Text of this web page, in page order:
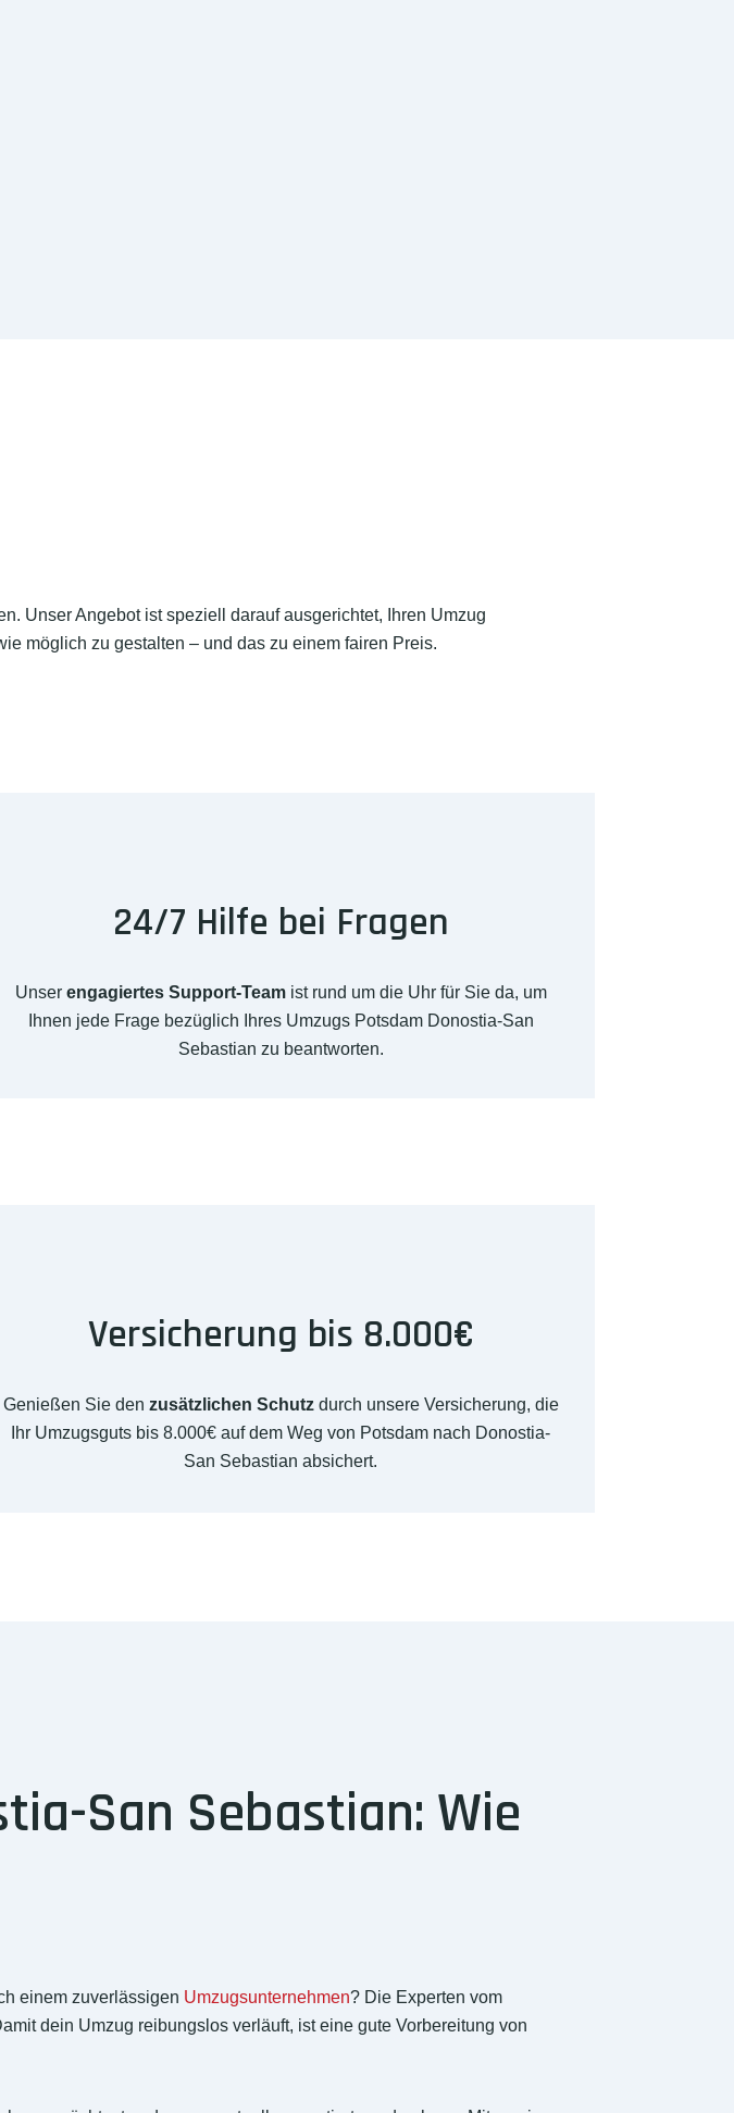
Unser Angebot ist speziell darauf ausgerichtet, Ihren Umzug
möglich zu gestalten – und das zu einem fairen Preis.
24/7 Hilfe bei Fragen
Unser engagiertes Support-Teamist rund um die Uhr für Sie da, um
Ihnen jede Frage bezüglich Ihres Umzugs Potsdam Donostia-San
Sebastian zu beantworten.
Versicherung bis 8.000€
Genießen Sie den zusätzlichen Schutzdurch unsere Versicherung, die
Ihr Umzugsguts bis 8.000€ auf dem Weg von Potsdam nach Donostia-
San Sebastian absichert.
San Sebastian: Wie
einem zuverlässigen Umzugsunternehmen? Die Experten vom
dein Umzug reibungslos verläuft, ist eine gute Vorbereitung von